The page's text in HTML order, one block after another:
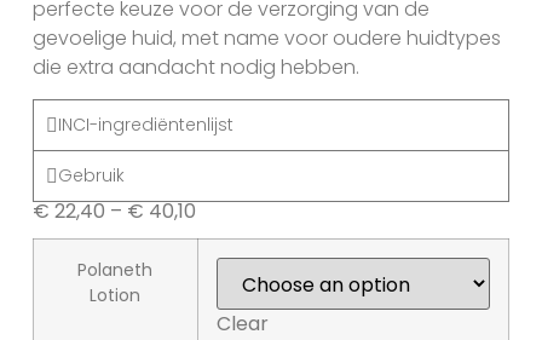
perfecte keuze voor de verzorging van de
gevoelige huid, met name voor oudere huidtypes
die extra aandacht nodig hebben.
INCI-ingrediëntenlijst
Gebruik
€22,40–€40,10
Polaneth
Lotion
Clear